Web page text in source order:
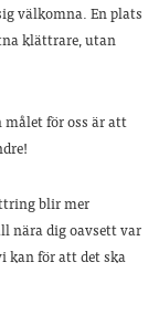
välkomna. En plats
klättrare, utan
målet för oss är att
blir mer
nära dig oavsett var
kan för att det ska